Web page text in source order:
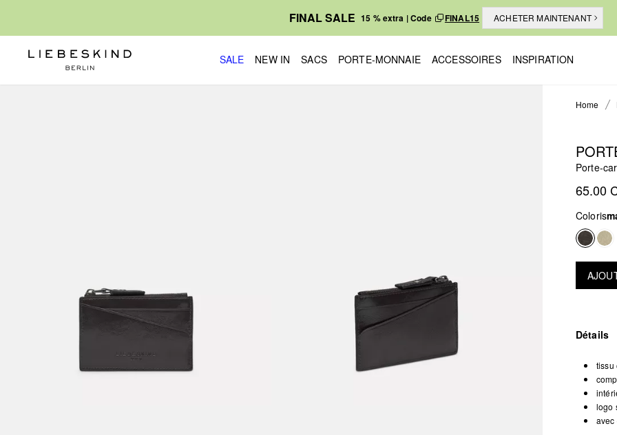
FINAL SALE 15 % extra | Code FINAL15 ACHETER MAINTENANT
SALE NEW IN SACS PORTE-MONNAIE ACCESSOIRES INSPIRATION
Home
Porte-
65.00
Coloris
Détails
tissu
logo
avec